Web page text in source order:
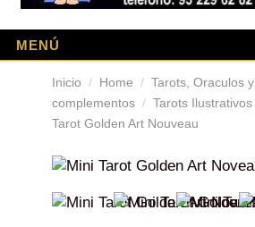
Inicio Home
Tarots, Oraculos y
complementos
Tarots Ilustrativos
Tarot Golden Art Nouveau